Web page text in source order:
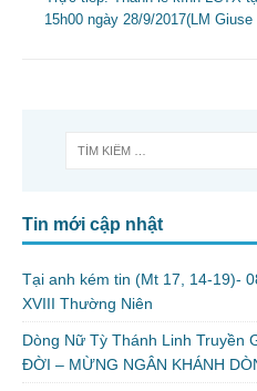
15h00 ngày 28/9/2017(LM
Tin mới cập nhật
Tại anh kém tin (Mt 17, 14-19)-
XVIII Thường Niên
Dòng Nữ Tỳ Thánh Linh Truyền
ĐỜI – MỪNG NGÂN KHÁNH